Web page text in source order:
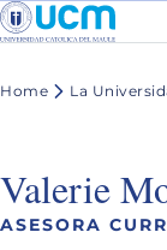
Home La
Valerie
ASESORA